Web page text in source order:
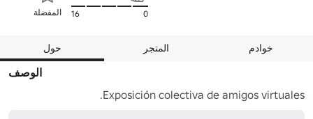
المفضلة 16 0
حول المتجر خوادم
الوصف
Exposición colectiva de amigos virtuales.